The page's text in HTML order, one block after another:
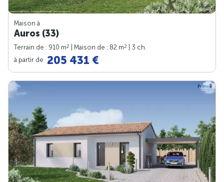
Maison à
Auros (33)
Terrain de : 910 m2 | Maison de : 82 m2
| 3 ch.
à partir de 205 431 €